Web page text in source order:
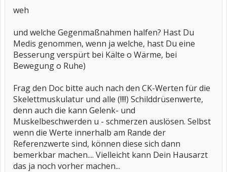
weh
und welche Gegenmaßnahmen halfen? Hast Du
Medis genommen, wenn ja welche, hast Du eine
Besserung verspürt bei Kälte o Wärme, bei
Bewegung o Ruhe)
Frag den Doc bitte auch nach den CK-Werten für die
Skelettmuskulatur und alle (!!!!) Schilddrüsenwerte,
denn auch die kann Gelenk- und
Muskelbeschwerden u - schmerzen auslösen. Selbst
wenn die Werte innerhalb am Rande der
Referenzwerte sind, können diese sich dann
bemerkbar machen.... Vielleicht kann Dein Hausarzt
das ja noch vorher machen...